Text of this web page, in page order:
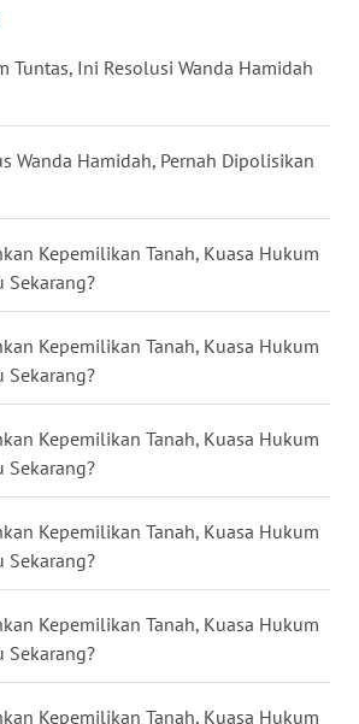
Tuntas, Ini Resolusi Wanda Hamidah
Wanda Hamidah, Pernah Dipolisikan
Kepemilikan Tanah, Kuasa Hukum
Sekarang?
Kepemilikan Tanah, Kuasa Hukum
Sekarang?
Kepemilikan Tanah, Kuasa Hukum
Sekarang?
Kepemilikan Tanah, Kuasa Hukum
Sekarang?
Kepemilikan Tanah, Kuasa Hukum
Sekarang?
Kepemilikan Tanah, Kuasa Hukum